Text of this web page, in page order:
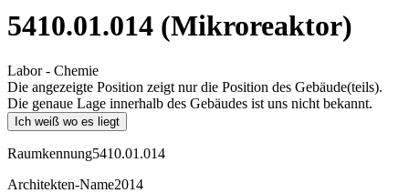
5410.01.014 (Mikroreaktor)
Labor - Chemie
Die angezeigte Position zeigt nur die Position des Gebäude(teils).
Die genaue Lage innerhalb des Gebäudes ist uns nicht bekannt.
Ich weiß wo es liegt
Raumkennung5410.01.014
Architekten-Name2014